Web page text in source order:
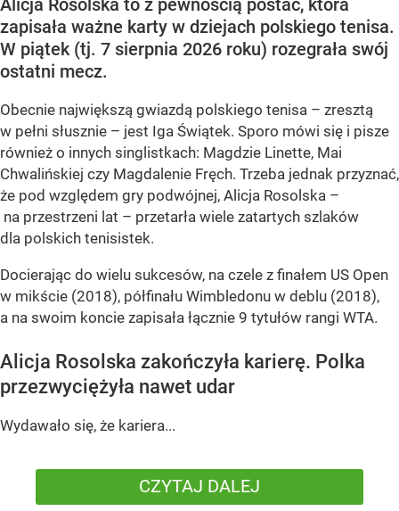
Alicja Rosolska to z pewnością postać, która
zapisała ważne karty w dziejach polskiego tenisa.
W piątek (tj. 7 sierpnia 2026 roku) rozegrała swój
ostatni mecz.
Obecnie największą gwiazdą polskiego tenisa – zresztą
w pełni słusznie – jest Iga Świątek. Sporo mówi się i pisze
również o innych singlistkach: Magdzie Linette, Mai
Chwalińskiej czy Magdalenie Fręch. Trzeba jednak przyznać,
że pod względem gry podwójnej, Alicja Rosolska –
na przestrzeni lat – przetarła wiele zatartych szlaków
dla polskich tenisistek.
Docierając do wielu sukcesów, na czele z finałem US Open
w mikście (2018), półfinału Wimbledonu w deblu (2018),
a na swoim koncie zapisała łącznie 9 tytułów rangi WTA.
Alicja Rosolska zakończyła karierę. Polka
przezwyciężyła nawet udar
Wydawało się, że kariera...
CZYTAJ DALEJ